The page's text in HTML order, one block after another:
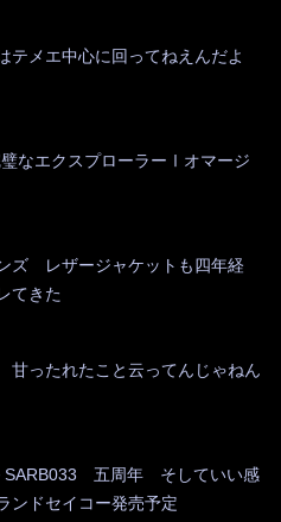
テメエ中心に回ってねえんだよ
璧なエクスプローラーⅠオマージ
ズ レザージャケットも四年経
てきた
ったれたこと云ってんじゃねん
SARB033 五周年 そしていい感
ンドセイコー発売予定